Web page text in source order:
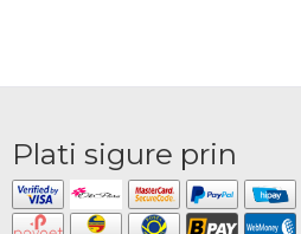
Plati sigure prin